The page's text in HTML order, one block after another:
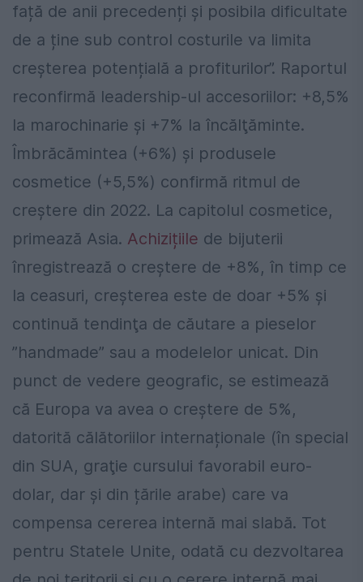
față de anii precedenți și posibila dificultate
de a ține sub control costurile va limita
creșterea potențială a profiturilor”. Raportul
reconfirmă leadership-ul accesoriilor: +8,5%
la marochinarie şi +7% la încălţăminte.
Îmbrăcămintea (+6%) și produsele
cosmetice (+5,5%) confirmă ritmul de
creștere din 2022. La capitolul cosmetice,
primează Asia. Achizițiile de bijuterii
înregistrează o creştere de +8%, în timp ce
la ceasuri, creşterea este de doar +5% şi
continuă tendinţa de căutare a pieselor
”handmade” sau a modelelor unicat. Din
punct de vedere geografic, se estimează
că Europa va avea o creştere de 5%,
datorită călătoriilor internaționale (în special
din SUA, graţie cursului favorabil euro-
dolar, dar și din țările arabe) care va
compensa cererea internă mai slabă. Tot
pentru Statele Unite, odată cu dezvoltarea